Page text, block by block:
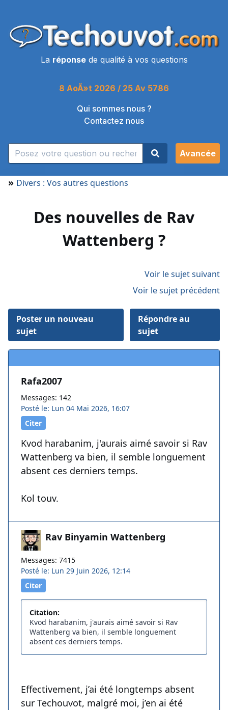
La réponsede qualité à vos questions
8 AoÃ»t 2026 / 25 Av 5786
Qui sommes nous ?
Contactez nous
Avancée
» Divers : Vos autres questions
Des nouvelles de Rav
Wattenberg ?
Voir le sujet suivant
Voir le sujet précédent
Poster un nouveau
sujet
Répondre au
sujet
Rafa2007
Messages: 142
Posté le: Lun 04 Mai 2026, 16:07
Citer
Kvod harabanim, j'aurais aimé savoir si Rav
Wattenberg va bien, il semble longuement
absent ces derniers temps.
Kol touv.
Rav Binyamin Wattenberg
Messages: 7415
Posté le: Lun 29 Juin 2026, 12:14
Citer
Citation:
Kvod harabanim, j'aurais aimé savoir si Rav
Wattenberg va bien, il semble longuement
absent ces derniers temps.
Effectivement, j’ai été longtemps absent
sur Techouvot, malgré moi, j’en ai été